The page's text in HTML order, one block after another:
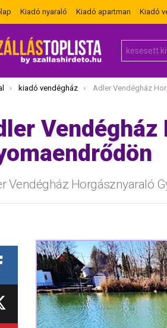
Kiadó nyaraló Kiadó apartman Kiadó
for:
most:kiadó vendégház Adler Vendégház
Vendégház Horgásznyaraló